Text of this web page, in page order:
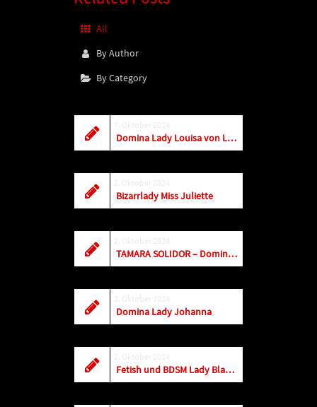
All
By Author
By Category
Domina Lady Louisa von Luxe – Herbst 2024
Bizarrlady Miss Juliette
TAMARA SOLIDOR – Dominastudios Berlin
Domina Lady Johanna
Fetish und BDSM Lady Blade Fonteyn